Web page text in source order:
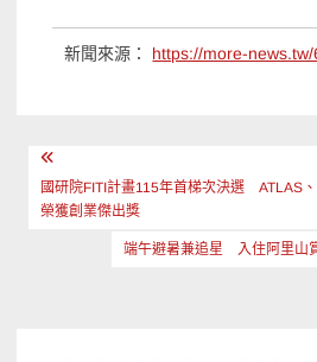
新聞來源： https://more-
文
章
國研院FITI計畫115年首梯次決選 ATLAS
榮獲創業傑出獎
端午避暑兼追星 入住阿里山